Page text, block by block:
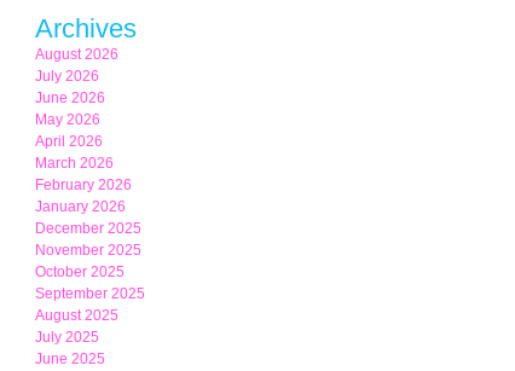
Archives
August 2026
July 2026
June 2026
May 2026
April 2026
March 2026
February 2026
January 2026
December 2025
November 2025
October 2025
September 2025
August 2025
July 2025
June 2025